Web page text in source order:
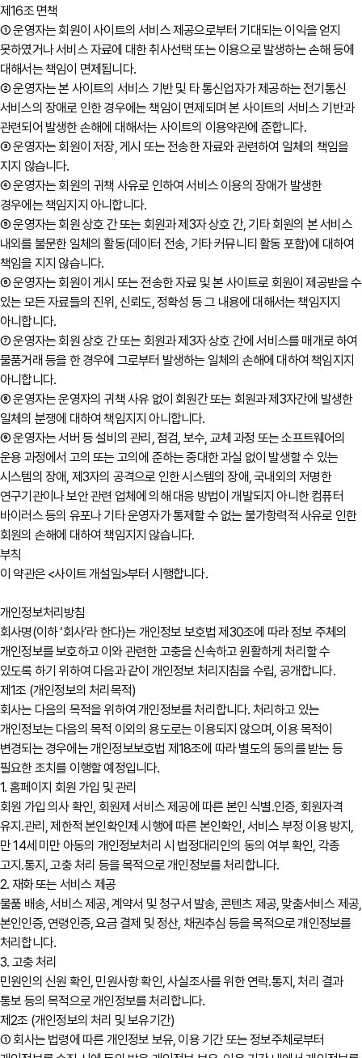
제16조 면책
① 운영자는 회원이 사이트의 서비스 제공으로부터 기대되는 이익을 얻지
못하였거나 서비스 자료에 대한 취사선택 또는 이용으로 발생하는 손해 등에
대해서는 책임이 면제됩니다.
② 운영자는 본 사이트의 서비스 기반 및 타 통신업자가 제공하는 전기통신
서비스의 장애로 인한 경우에는 책임이 면제되며 본 사이트의 서비스 기반과
관련되어 발생한 손해에 대해서는 사이트의 이용약관에 준합니다.
③ 운영자는 회원이 저장, 게시 또는 전송한 자료와 관련하여 일체의 책임을
지지 않습니다.
④ 운영자는 회원의 귀책 사유로 인하여 서비스 이용의 장애가 발생한
경우에는 책임지지 아니합니다.
⑤ 운영자는 회원 상호 간 또는 회원과 제3자 상호 간, 기타 회원의 본 서비스
내외를 불문한 일체의 활동(데이터 전송, 기타 커뮤니티 활동 포함)에 대하여
책임을 지지 않습니다.
⑥ 운영자는 회원이 게시 또는 전송한 자료 및 본 사이트로 회원이 제공받을 수
있는 모든 자료들의 진위, 신뢰도, 정확성 등 그 내용에 대해서는 책임지지
아니합니다.
⑦ 운영자는 회원 상호 간 또는 회원과 제3자 상호 간에 서비스를 매개로 하여
물품거래 등을 한 경우에 그로부터 발생하는 일체의 손해에 대하여 책임지지
아니합니다.
⑧ 운영자는 운영자의 귀책 사유 없이 회원간 또는 회원과 제3자간에 발생한
일체의 분쟁에 대하여 책임지지 아니합니다.
⑨ 운영자는 서버 등 설비의 관리, 점검, 보수, 교체 과정 또는 소프트웨어의
운용 과정에서 고의 또는 고의에 준하는 중대한 과실 없이 발생할 수 있는
시스템의 장애, 제3자의 공격으로 인한 시스템의 장애, 국내외의 저명한
연구기관이나 보안 관련 업체에 의해 대응 방법이 개발되지 아니한 컴퓨터
바이러스 등의 유포나 기타 운영자가 통제할 수 없는 불가항력적 사유로 인한
회원의 손해에 대하여 책임지지 않습니다.
부칙
이 약관은 <사이트 개설일>부터 시행합니다.
개인정보처리방침
회사명(이하 ‘회사’라 한다)는 개인정보 보호법 제30조에 따라 정보 주체의
개인정보를 보호하고 이와 관련한 고충을 신속하고 원활하게 처리할 수
있도록 하기 위하여 다음과 같이 개인정보 처리지침을 수립, 공개합니다.
제1조 (개인정보의 처리목적)
회사는 다음의 목적을 위하여 개인정보를 처리합니다. 처리하고 있는
개인정보는 다음의 목적 이외의 용도로는 이용되지 않으며, 이용 목적이
변경되는 경우에는 개인정보보호법 제18조에 따라 별도의 동의를 받는 등
필요한 조치를 이행할 예정입니다.
1. 홈페이지 회원 가입 및 관리
회원 가입 의사 확인, 회원제 서비스 제공에 따른 본인 식별․인증, 회원자격
유지․관리, 제한적 본인확인제 시행에 따른 본인확인, 서비스 부정 이용 방지,
만 14세 미만 아동의 개인정보처리 시 법정대리인의 동의 여부 확인, 각종
고지․통지, 고충 처리 등을 목적으로 개인정보를 처리합니다.
2. 재화 또는 서비스 제공
물품 배송, 서비스 제공, 계약서 및 청구서 발송, 콘텐츠 제공, 맞춤서비스 제공,
본인인증, 연령인증, 요금 결제 및 정산, 채권추심 등을 목적으로 개인정보를
처리합니다.
3. 고충 처리
민원인의 신원 확인, 민원사항 확인, 사실조사를 위한 연락․통지, 처리 결과
통보 등의 목적으로 개인정보를 처리합니다.
제2조 (개인정보의 처리 및 보유기간)
① 회사는 법령에 따른 개인정보 보유, 이용 기간 또는 정보주체로부터